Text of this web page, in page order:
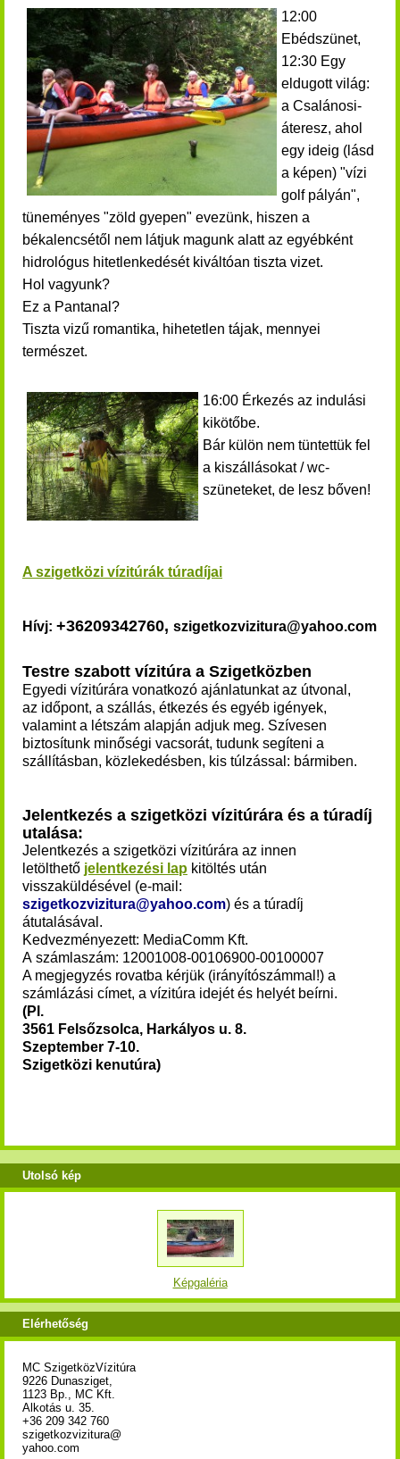
12:00
Ebédszünet,
12:30 Egy
eldugott világ:
a Csalánosi-
áteresz, ahol
egy ideig (lásd
a képen) "vízi
golf pályán",
tüneményes "zöld gyepen" evezünk, hiszen a
békalencsétől nem látjuk magunk alatt az egyébként
hidrológus hitetlenkedését kiváltóan tiszta vizet.
Hol vagyunk?
Ez a Pantanal?
Tiszta vizű romantika, hihetetlen tájak, mennyei
természet.
16:00 Érkezés az indulási
kikötőbe.
Bár külön nem tüntettük fel
a kiszállásokat / wc-
szüneteket, de lesz bőven!
A szigetközi vízitúrák túradíjai
Hívj: +36209342760, szigetkozvizitura@yahoo.com
Testre szabott vízitúra a Szigetközben
Egyedi vízitúrára vonatkozó ajánlatunkat az útvonal,
az időpont, a szállás, étkezés és egyéb igények,
valamint a létszám alapján adjuk meg. Szívesen
biztosítunk minőségi vacsorát, tudunk segíteni a
szállításban, közlekedésben, kis túlzással: bármiben.
Jelentkezés a szigetközi vízitúrára és a túradíj
utalása:
Jelentkezés a szigetközi vízitúrára az innen
letölthető jelentkezési lap kitöltés után
visszaküldésével (e-mail:
szigetkozvizitura@yahoo.com) és a túradíj
átutalásával.
Kedvezményezett: MediaComm Kft.
A számlaszám: 12001008-00106900-00100007
A megjegyzés rovatba kérjük (irányítószámmal!) a
számlázási címet, a vízitúra idejét és helyét beírni.
(Pl.
3561 Felsőzsolca, Harkályos u. 8.
Szeptember 7-10.
Szigetközi kenutúra)
Utolsó kép
Képgaléria
Elérhetőség
MC SzigetközVízitúra
9226 Dunasziget,
1123 Bp., MC Kft.
Alkotás u. 35.
+36 209 342 760
szigetkozvizitura@
yahoo.com